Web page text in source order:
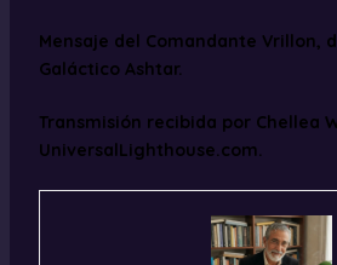
Mensaje del Comandante Vrillon,
Galáctico Ashtar.
Transmisión recibida por Chellea
UniversalLighthouse.com.